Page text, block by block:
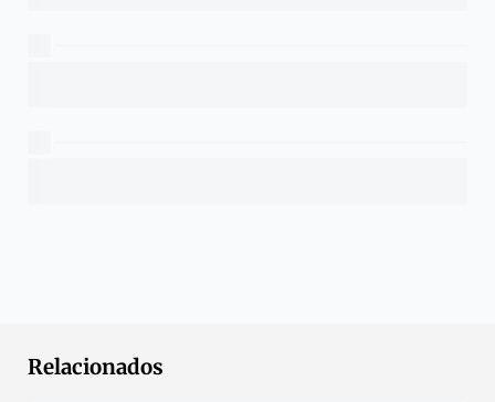
Relacionados